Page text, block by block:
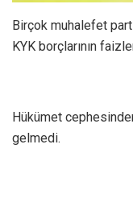
Birçok muhalefet
KYK borçlarının
Hükümet
gelmedi.